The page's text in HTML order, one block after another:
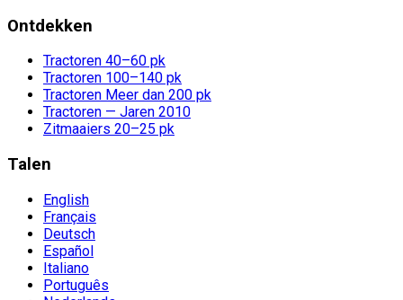
Ontdekken
Tractoren 40–60 pk
Tractoren 100–140 pk
Tractoren Meer dan 200 pk
Tractoren — Jaren 2010
Zitmaaiers 20–25 pk
Talen
English
Français
Deutsch
Español
Italiano
Português